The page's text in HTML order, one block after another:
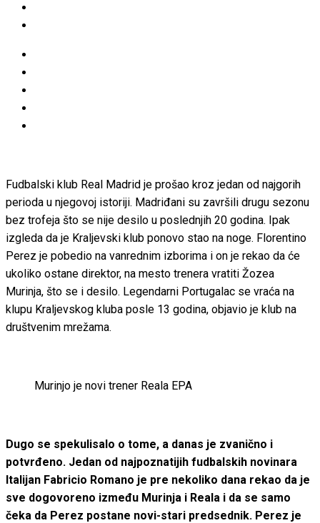
Fudbalski klub Real Madrid je prošao kroz jedan od najgorih
perioda u njegovoj istoriji. Madriđani su završili drugu sezonu
bez trofeja što se nije desilo u poslednjih 20 godina. Ipak
izgleda da je Kraljevski klub ponovo stao na noge. Florentino
Perez je pobedio na vanrednim izborima i on je rekao da će
ukoliko ostane direktor, na mesto trenera vratiti Žozea
Murinja, što se i desilo. Legendarni Portugalac se vraća na
klupu Kraljevskog kluba posle 13 godina, objavio je klub na
društvenim mrežama.
Murinjo je novi trener Reala EPA
Dugo se spekulisalo o tome, a danas je zvanično i
potvrđeno. Jedan od najpoznatijih fudbalskih novinara
Italijan Fabricio Romano je pre nekoliko dana rekao da je
sve dogovoreno između Murinja i Reala i da se samo
čeka da Perez postane novi-stari predsednik. Perez je